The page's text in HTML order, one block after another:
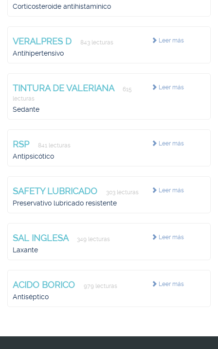
Corticosteroide antihistamínico
Leer más
VERALPRES D 843 lecturas
Antihipertensivo
Leer más
TINTURA DE VALERIANA
615
lecturas
Sedante
Leer más
RSP 841 lecturas
Antipsicótico
Leer más
SAFETY LUBRICADO 303 lecturas
Preservativo lubricado resistente
Leer más
SAL INGLESA 349 lecturas
Laxante
Leer más
ACIDO BORICO 979 lecturas
Antiséptico